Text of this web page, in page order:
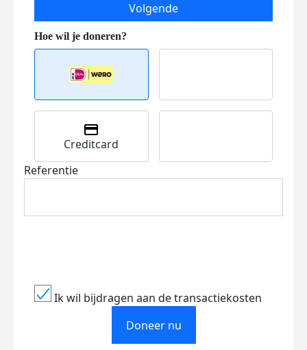
Volgende
Creditcard
Referentie
Ik wil bijdragen aan de transactiekosten
Doneer nu